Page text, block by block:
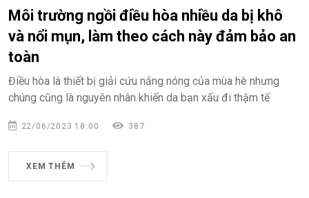
Môi trường ngồi điều hòa nhiều da bị khô
và nổi mụn, làm theo cách này đảm bảo an
toàn
Điều hòa là thiết bị giải cứu nắng nóng của mùa hè nhưng
chúng cũng là nguyên nhân khiến da bạn xấu đi thậm tế
22/06/2023 18:00 387
XEM THÊM